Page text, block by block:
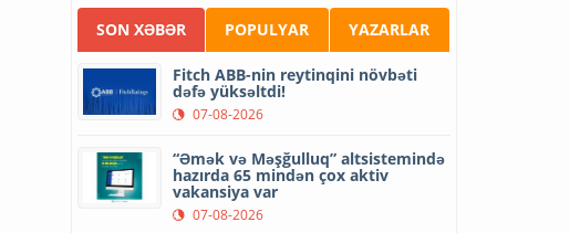
SON XƏBƏR POPULYAR YAZARLAR
Fitch ABB-nin reytinqini növbəti
dəfə yüksəltdi!
07-08-2026
“Əmək və Məşğulluq” altsistemində
hazırda 65 mindən çox aktiv
vakansiya var
07-08-2026